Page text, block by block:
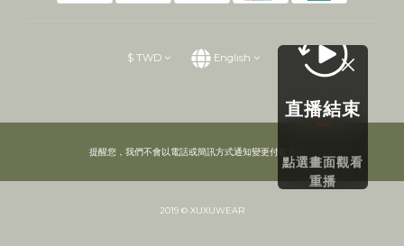
$ TWD English
提醒您，我們不會以電話或簡訊方式通知變更付款方式。
2019 © XUXUWEAR
直播結束
點選畫面觀看
重播